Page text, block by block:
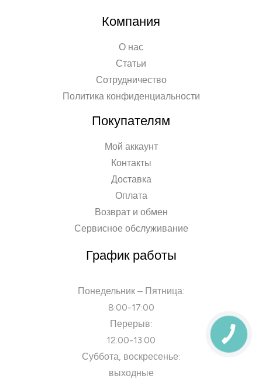
Компания
О нас
Статьи
Сотрудничество
Политика конфиденциальности
Покупателям
Мой аккаунт
Контакты
Доставка
Оплата
Возврат и обмен
Сервисное обслуживание
График работы
Понедельник – Пятница:
8:00-17:00
Перерыв:
12:00-13:00
Суббота, воскресенье:
выходные